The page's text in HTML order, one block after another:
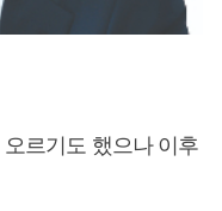
르기도 했으나 이후